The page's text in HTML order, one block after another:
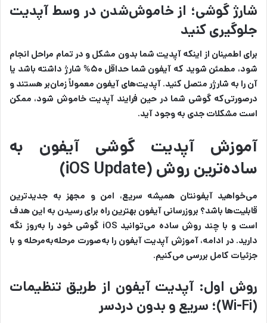
شارژ گوشی؛ از خاموش‌شدن در وسط آپدیت
جلوگیری کنید
برای اطمینان از اینکه آپدیت شما بدون مشکل و در تمام مراحل انجام
شود، مطمئن شوید که آیفون شما حداقل ۵۰% شارژ داشته باشد یا
آن را به شارژر متصل کنید. آپدیت‌های آیفون معمولاً زمان‌بر هستند و
درصورتی‌که گوشی شما در حین فرایند آپدیت خاموش شود، ممکن
است مشکلات جدی به وجود آید.
آموزش آپدیت گوشی آیفون به
ساده‌ترین روش (iOS Update)
می‌خواهید آیفونتان همیشه سریع، امن و مجهز به جدیدترین
قابلیت‌ها باشد؟ بروزرسانی آیفون بهترین راه برای رسیدن به این هدف
است و با چند روش ساده می‌توانید iOS گوشی خود را به‌روز نگه
دارید. در ادامه، آموزش آپدیت آیفون را به‌صورت مرحله‌به‌مرحله و با
جزئیات کامل بررسی می‌کنیم.
روش اول: آپدیت آیفون از طریق تنظیمات
(Wi-Fi)؛ سریع و بدون دردسر